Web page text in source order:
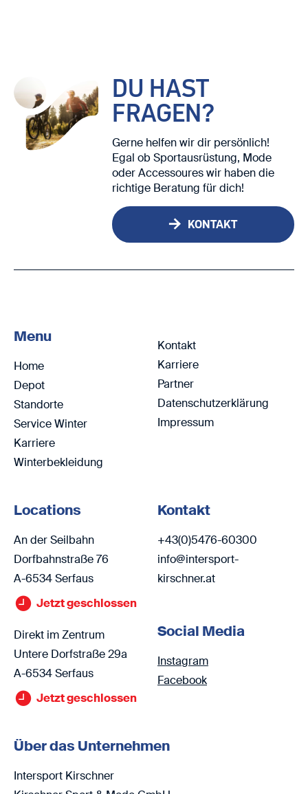
DU HAST
FRAGEN?
Gerne helfen wir dir persönlich!
Egal ob Sportausrüstung, Mode
oder Accessoures wir haben die
richtige Beratung für dich!
KONTAKT
Menu
Home
Depot
Standorte
Service Winter
Karriere
Winterbekleidung
Kontakt
Karriere
Partner
Datenschutzerklärung
Impressum
Locations
An der Seilbahn
Dorfbahnstraße 76
A-6534 Serfaus
Jetzt geschlossen
Direkt im Zentrum
Untere Dorfstraße 29a
A-6534 Serfaus
Jetzt geschlossen
Kontakt
+43(0)5476-60300
info@intersport-
kirschner.at
Social Media
Instagram
Facebook
Über das Unternehmen
Intersport Kirschner